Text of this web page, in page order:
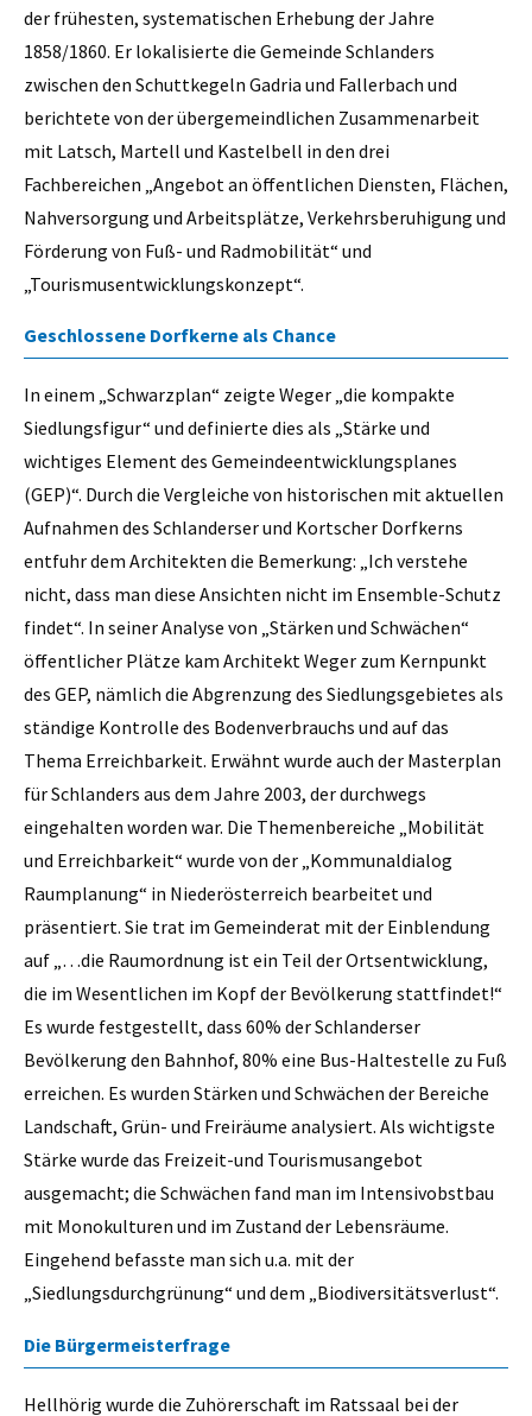
der frühesten, systematischen Erhebung der Jahre
1858/1860. Er lokalisierte die Gemeinde Schlanders
zwischen den Schuttkegeln Gadria und Fallerbach und
berichtete von der übergemeindlichen Zusammenarbeit
mit Latsch, Martell und Kastelbell in den drei
Fachbereichen „Angebot an öffentlichen Diensten, Flächen,
Nahversorgung und Arbeitsplätze, Verkehrsberuhigung und
Förderung von Fuß- und Radmobilität“ und
„Tourismusentwicklungskonzept“.
Geschlossene Dorfkerne als Chance
In einem „Schwarzplan“ zeigte Weger „die kompakte
Siedlungsfigur“ und definierte dies als „Stärke und
wichtiges Element des Gemeindeentwicklungsplanes
(GEP)“. Durch die Vergleiche von historischen mit aktuellen
Aufnahmen des Schlanderser und Kortscher Dorfkerns
entfuhr dem Architekten die Bemerkung: „Ich verstehe
nicht, dass man diese Ansichten nicht im Ensemble-Schutz
findet“. In seiner Analyse von „Stärken und Schwächen“
öffentlicher Plätze kam Architekt Weger zum Kernpunkt
des GEP, nämlich die Abgrenzung des Siedlungsgebietes als
ständige Kontrolle des Bodenverbrauchs und auf das
Thema Erreichbarkeit. Erwähnt wurde auch der Masterplan
für Schlanders aus dem Jahre 2003, der durchwegs
eingehalten worden war. Die Themenbereiche „Mobilität
und Erreichbarkeit“ wurde von der „Kommunaldialog
Raumplanung“ in Niederösterreich bearbeitet und
präsentiert. Sie trat im Gemeinderat mit der Einblendung
auf „…die Raumordnung ist ein Teil der Ortsentwicklung,
die im Wesentlichen im Kopf der Bevölkerung stattfindet!“
Es wurde festgestellt, dass 60% der Schlanderser
Bevölkerung den Bahnhof, 80% eine Bus-Haltestelle zu Fuß
erreichen. Es wurden Stärken und Schwächen der Bereiche
Landschaft, Grün- und Freiräume analysiert. Als wichtigste
Stärke wurde das Freizeit-und Tourismusangebot
ausgemacht; die Schwächen fand man im Intensivobstbau
mit Monokulturen und im Zustand der Lebensräume.
Eingehend befasste man sich u.a. mit der
„Siedlungsdurchgrünung“ und dem „Biodiversitätsverlust“.
Die Bürgermeisterfrage
Hellhörig wurde die Zuhörerschaft im Ratssaal bei der